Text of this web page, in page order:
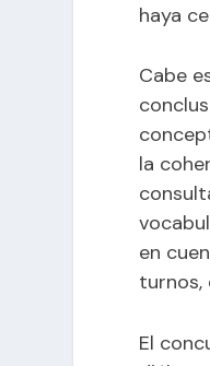
haya
Cabe
la
en
turnos,
El